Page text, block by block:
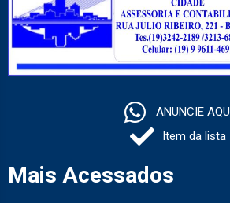
ANUNCIE AQUI
Item da lista
Mais Acessados